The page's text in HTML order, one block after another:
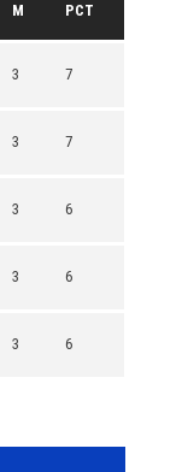
M PCT
3 7
3 7
3 6
3 6
3 6